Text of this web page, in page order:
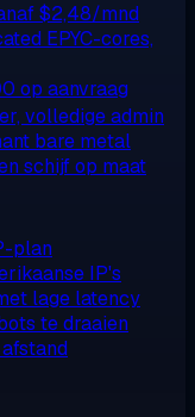
$2,48/mnd
EPYC-cores,
op aanvraag
volledige admin
bare metal
schijf op maat
plan
IP's
lage latency
te draaien